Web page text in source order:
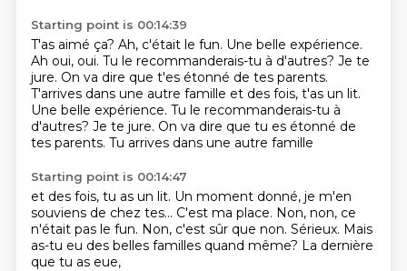
Starting point is 00:14:39
T'as aimé ça? Ah, c'était le fun. Une belle expérience.
Ah oui, oui. Tu le recommanderais-tu à d'autres? Je te
jure. On va dire que t'es étonné de tes parents.
T'arrives dans une autre famille et des fois, t'as un lit.
Une belle expérience. Tu le recommanderais-tu à
d'autres? Je te jure. On va dire que tu es étonné de
tes parents. Tu arrives dans une autre famille
Starting point is 00:14:47
et des fois, tu as un lit. Un moment donné, je m'en
souviens de chez tes... C'est ma place. Non, non, ce
n'était pas le fun. Non, c'est sûr que non. Sérieux. Mais
as-tu eu des belles familles quand même? La dernière
que tu as eue,